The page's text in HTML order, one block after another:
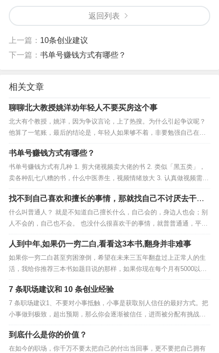
返回列表
上一篇： 10条创业建议
下一篇： 书单号赚钱方式有哪些？
相关文章
聊聊北大教授姚洋劝年轻人不要买房这个事
北大有个教授，姚洋，因为争议言论，上了热搜。为什么引起争议呢？
他算了一笔账，最后的结论是，年轻人如果够不着，非要勉强自己在大
城市买房，把生活都搭进去，不太值得。我常说，听中国人说话，你不
要光听他说了什么，重点是他没说什么，他没说的是关键。所以我把采
访中，他那跳跃性的话，补全，你再看看。他的账是这么算...
书单号赚钱方式有哪些？
书单号赚钱方式有几种 1. 剪大佬视频卖大佬的书 2. 类似「黑五类」，
卖各种乱七八糟的书，什么中医养生，视频情绪放大 3. 认真做视频需要
你有极高的认知，极其难 好书都没什么cps佣金，垃圾书才有，中期不
看好这个项目，短期小白可以用来练手找反馈。...
找不到自己喜欢和擅长的事情，那就找自己不讨厌去干的
事情，持续边学边干边分享，剩下的交给时间
什么叫普通人？ 就是不知道自己擅长什么，自己会的，身边人也会；别
人不会的，自己也不会。 也没什么很喜欢干的事情，就普普通通，平淡
无奇。 这应该是多数人的现状，很正常。 但是仔细想想，一定有一个
点，你比身边的人，更不讨厌去干吧？ 仔细想想，一定有的。 比如，比
很多人...
人到中年,如果仍一穷二白,看看这3本书,翻身并非难事
如果你一穷二白甚至穷困潦倒，希望在未来三五年翻盘过上正常人的生
活，我给你推荐三本书如题目说的那样，如果你现在每个月有5000以上
的工资收入或者其他收入，我觉得我下面说的这些话你可能就听不进
去，趁早关闭这篇文章，以免浪费时间。文章内容是根据我的感受和经
验写出来的，主观性较强，不具备普适性，还望别有太高...
7 条职场建议和 10 条创业经验
7 条职场建议1、不要对小事抵触，小事是获取别人信任的最好方式。把
小事做到极致，超出预期，那么你会逐渐被信任，进而被分配有挑战的
事情。2、如果你对未来迷茫，那么不妨先专注现在，做好当下事情。
3、积累影响力是任何行业，任何时候都值得去做的一件事，而分享是最
有效建立影响力的方式，没有之一。4、用创业的心...
到底什么是你的价值？
在如今的职场，你千万不要太把自己的付出当回事，更不要把自己拥有